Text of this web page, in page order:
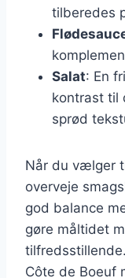
tilberedes
Salat: En
kontrast til
sprød
Når du vælger
overveje
god balance
gøre måltidet
Côte de Boeuf